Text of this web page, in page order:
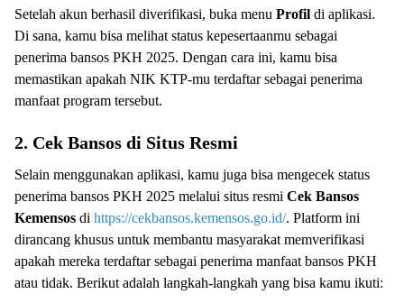
Setelah akun berhasil diverifikasi, buka menu Profil di aplikasi.
Di sana, kamu bisa melihat status kepesertaanmu sebagai
penerima bansos PKH 2025. Dengan cara ini, kamu bisa
memastikan apakah NIK KTP-mu terdaftar sebagai penerima
manfaat program tersebut.
2. Cek Bansos di Situs Resmi
Selain menggunakan aplikasi, kamu juga bisa mengecek status
penerima bansos PKH 2025 melalui situs resmi Cek Bansos
Kemensos di https://cekbansos.kemensos.go.id/. Platform ini
dirancang khusus untuk membantu masyarakat memverifikasi
apakah mereka terdaftar sebagai penerima manfaat bansos PKH
atau tidak. Berikut adalah langkah-langkah yang bisa kamu ikuti: